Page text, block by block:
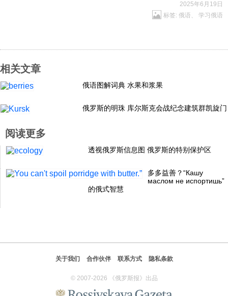
经济
科技
社会
文化
历史
旅游
2025年6月19日
标签: 俄语、 学习俄语
相关文章
俄语图解词典 水果和浆果
俄罗斯的明珠 库尔斯克会战纪念建筑群凯旋门
阅读更多
透视俄罗斯信息图 俄罗斯的特别保护区
多多益善？“Кашу
маслом не испортишь”
的俄式智慧
关于我们 合作伙伴 联系方式 隐私条款
© 2007-2026 《俄罗斯报》出品